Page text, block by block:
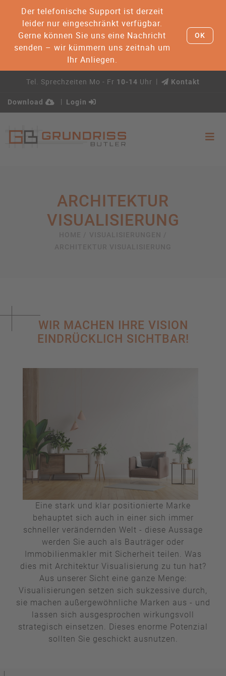
Der telefonische Support ist derzeit
leider nur eingeschränkt verfügbar.
Gerne können Sie uns eine Nachricht
senden – wir kümmern uns zeitnah um
Ihr Anliegen.
OK
Tel. Sprechzeiten Mo - Fr 10-14 Uhr Kontakt
Download Login
ARCHITEKTUR
VISUALISIERUNG
WIR MACHEN IHRE VISION
EINDRÜCKLICH SICHTBAR!
Eine stark und klar positionierte Marke
behauptet sich auch in einer sich immer
schneller verändernden Welt - diese Aussage
werden Sie auch als Bauträger oder
Immobilienmakler mit Sicherheit teilen. Was
dies mit Architektur Visualisierung zu tun hat?
Aus unserer Sicht eine ganze Menge:
Visualisierungen setzen sich sukzessive durch,
sie machen außergewöhnliche Marken aus - und
lassen sich ausgesprochen wirkungsvoll
strategisch einsetzen. Dieses enorme Potenzial
sollten Sie geschickt ausnutzen.